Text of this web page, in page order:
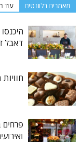
מאמרים רלוונטים עוד
דאבל